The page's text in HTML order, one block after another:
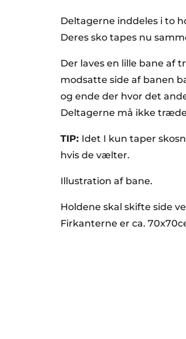
Deltagerne inddeles i to
Deres sko tapes nu
Der laves en lille bane af
modsatte side af banen
og ende der hvor det
Deltagerne må ikke
TIP: Idet I kun taper
hvis de vælter.
Illustration af bane.
Holdene skal skifte side
Firkanterne er ca.